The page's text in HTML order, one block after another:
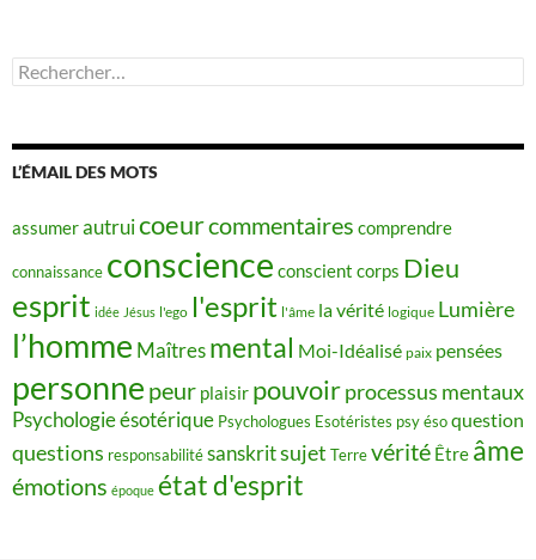
Rechercher :
L’ÉMAIL DES MOTS
assumerautruicoeurcommentaires comprendre
connaissance conscience conscient corps Dieu
esprit idée Jésus l'ego l'esprit l'âme la vérité logique Lumière
l’homme Maîtres mental Moi-Idéalisé paix pensées
personne peur plaisir pouvoirprocessus mentaux
Psychologie ésotérique Psychologues Esotéristes psy ésoquestion
questions responsabilitésanskritsujet Terrevérité Être âme
émotions époque état d'esprit